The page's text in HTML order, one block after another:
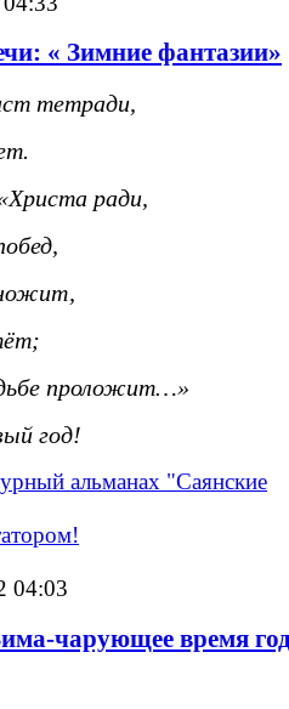
« Зимние фантазии»
тетради,
ради,
проложит…»
год!
альманах "Саянские
04:03
чарующее время